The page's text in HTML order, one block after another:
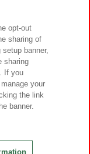
問・お問い合わせ
opt-out
sharing of
banner,
sharing
If you
your
the link
banner.